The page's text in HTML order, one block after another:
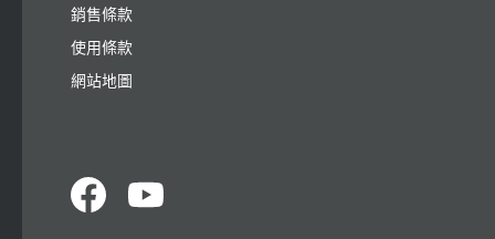
銷售條款
使用條款
網站地圖